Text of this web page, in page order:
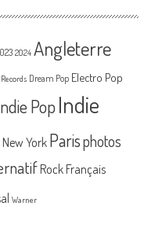
2024 Angleterre
Dream Pop Electro Pop
PopIndie
New York Parisphotos
Rock Français
Warner